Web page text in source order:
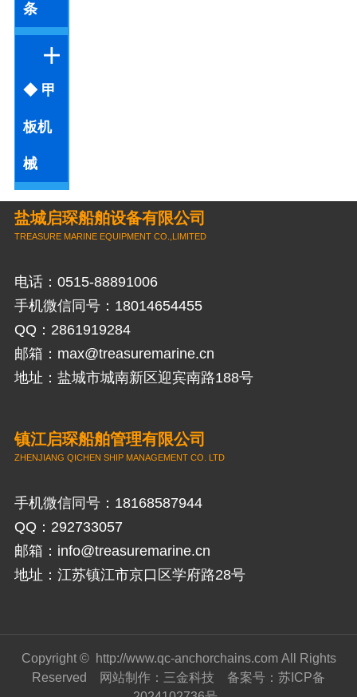
条
◆ 甲
板机
械
盐城启琛船舶设备有限公司
TREASURE MARINE EQUIPMENT CO.,LIMITED
电话：0515-88891006
手机微信同号：18014654455
QQ：2861919284
邮箱： max@treasuremarine.cn
地址：盐城市城南新区迎宾南路188号
镇江启琛船舶管理有限公司
ZHENJIANG QICHEN SHIP MANAGEMENT CO. LTD
手机微信同号：18168587944
QQ：292733057
邮箱： info@treasuremarine.cn
地址：江苏镇江市京口区学府路28号
Copyright © http://www.qc-anchorchains.comAll Rights
Reserved
网站制作 ： 三金科技 备案号： 苏ICP备